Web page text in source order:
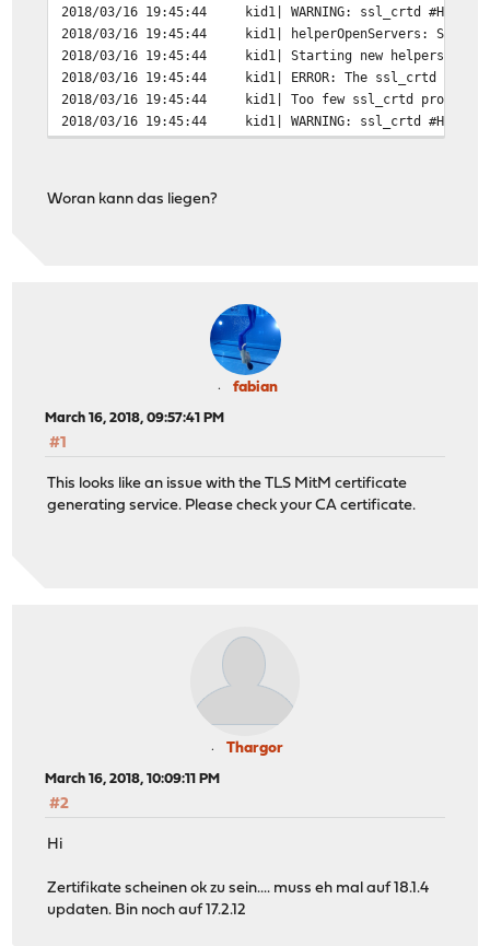
2018/03/16 19:45:44
kid1| WARNING: ssl_crtd #Hlpr6
2018/03/16 19:45:44
kid1| helperOpenServers:
2018/03/16 19:45:44
kid1| Starting new helpers
2018/03/16 19:45:44
kid1| ERROR: The ssl_crtd
2018/03/16 19:45:44
kid1| Too few ssl_crtd
2018/03/16 19:45:44
kid1| WARNING: ssl_crtd #Hlpr7
Woran kann das liegen?
fabian
March 16, 2018, 09:57:41 PM
#1
This looks like an issue with the TLS MitM certificate
generating service. Please check your CA certificate.
Thargor
March 16, 2018, 10:09:11 PM
#2
Hi
Zertifikate scheinen ok zu sein.... muss eh mal auf 18.1.4
updaten. Bin noch auf 17.2.12